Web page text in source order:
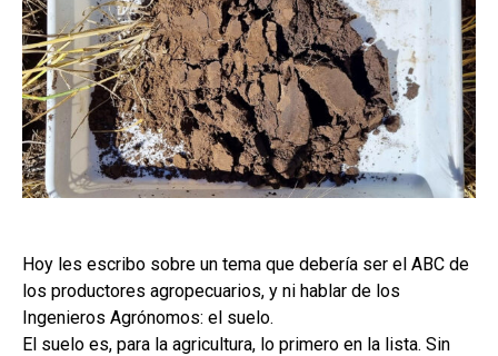
Hoy les escribo sobre un tema que debería ser el ABC de
los productores agropecuarios, y ni hablar de los
Ingenieros Agrónomos: el suelo.
El suelo es, para la agricultura, lo primero en la lista. Sin